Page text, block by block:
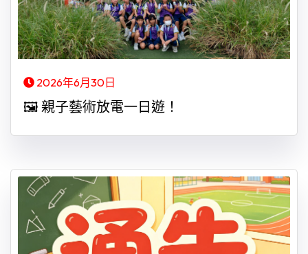
2026年6月30日
🖼️ 親子藝術放電一日遊！